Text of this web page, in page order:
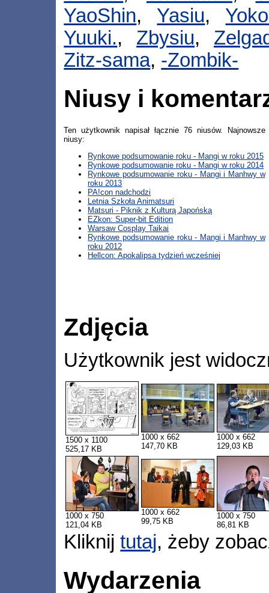
YaoShin, Yasiu,
Yuuki., Zbysiu,
Zitz-sama, -Zombik-
Niusy i
Ten użytkownik napisał łącznie 76 niusów. Najnowsze
niusy:
Rynkowe podsumowanie roku - Mangi w roku 2015
Rynkowe podsumowanie roku - Mangi w roku 2014
Rynkowe podsumowanie roku - Mangi i Manhwy w
roku 2013
PA!con nadchodzi
Letnia Szkoła Animatsuri
Matsuri - Piknik z Kulturą Japońską
EZkon: Super-bit Edition
Warsaw Cosplay Taikai
Rynkowe podsumowanie roku - Mangi i Manhwy w
roku 2012
Hellcon: Apokalipsa tydzień wcześniej
Zdjęcia
Użytkownik jest
1500 x 1100
525,17 KB
1000 x 662
147,70 KB
1000 x 662
129,03 KB
1000 x 750
121,04 KB
1000 x 662
99,75 KB
1000 x 750
86,81 KB
Kliknijtutaj, żeby
Wydarzenia